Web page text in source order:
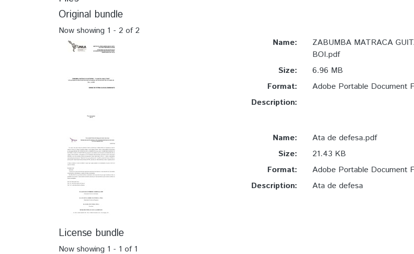
Original bundle
Now showing 1 - 2 of 2
Name:
ZABUMBA MATRACA
BOI.pdf
Size:
6.96 MB
Format:
Adobe Portable Document
Description:
Name:
Ata de defesa.pdf
Size:
21.43 KB
Format:
Adobe Portable Document
Description:
Ata de defesa
License bundle
Now showing 1 - 1 of 1